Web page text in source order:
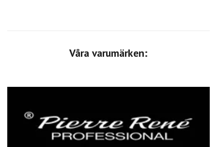
Våra varumärken: